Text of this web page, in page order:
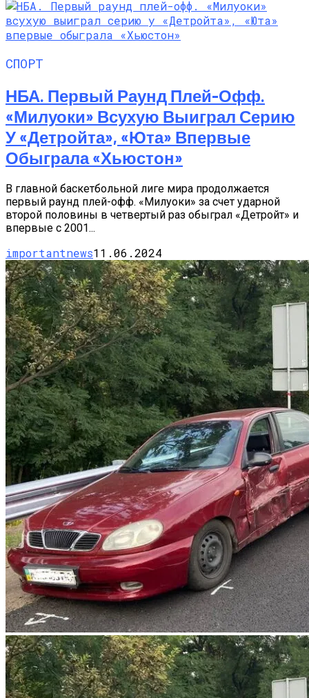
СПОРТ
НБА. Первый Раунд Плей-Офф.
«Милуоки» Всухую Выиграл Серию
У «Детройта», «Юта» Впервые
Обыграла «Хьюстон»
В главной баскетбольной лиге мира продолжается
первый раунд плей-офф. «Милуоки» за счет ударной
второй половины в четвертый раз обыграл «Детройт» и
впервые с 2001...
importantnews11.06.2024